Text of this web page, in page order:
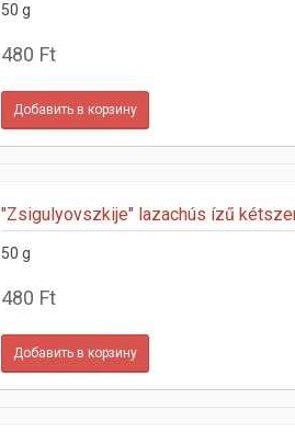
50 g
480 Ft
"Zsigulyovszkije" lazachús ízű
50 g
480 Ft